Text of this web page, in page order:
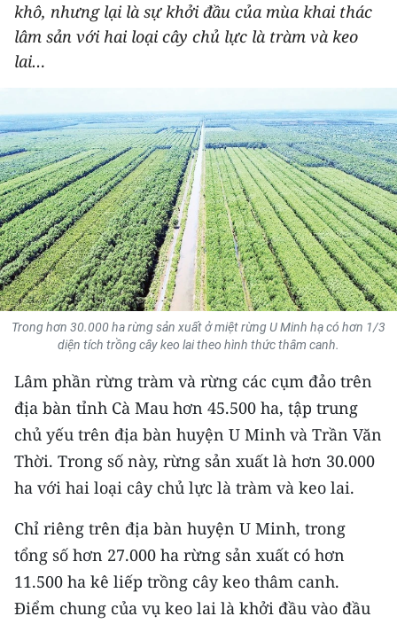
PHÁP LUẬT
DU LỊCH
THỂ THAO
GIÁO DỤC
Y TẾ
KHOA HỌC - CÔNG NGHỆ
MÔI TRƯỜNG
KIỂM CHỨNG THÔNG TIN
TRI THỨC CHUYÊN SÂU
54 DÂN TỘC VIỆT NAM
CHƯƠNG TRÌNH OCOP - MỖI XÃ
MỘT SẢN PHẨM
RADIO
khô, nhưng lại là sự khởi đầu của mùa khai thác
lâm sản với hai loại cây chủ lực là tràm và keo
lai…
Trong hơn 30.000 ha rừng sản xuất ở miệt rừng U Minh hạ có hơn 1/3
diện tích trồng cây keo lai theo hình thức thâm canh.
Lâm phần rừng tràm và rừng các cụm đảo trên
địa bàn tỉnh Cà Mau hơn 45.500 ha, tập trung
chủ yếu trên địa bàn huyện U Minh và Trần Văn
Thời. Trong số này, rừng sản xuất là hơn 30.000
ha với hai loại cây chủ lực là tràm và keo lai.
Chỉ riêng trên địa bàn huyện U Minh, trong
tổng số hơn 27.000 ha rừng sản xuất có hơn
11.500 ha kê liếp trồng cây keo thâm canh.
Điểm chung của vụ keo lai là khởi đầu vào đầu